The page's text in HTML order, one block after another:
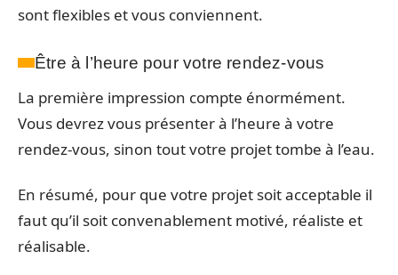
sont flexibles et vous conviennent.
Être à l’heure pour votre rendez-vous
La première impression compte énormément.
Vous devrez vous présenter à l’heure à votre
rendez-vous, sinon tout votre projet tombe à l’eau.
En résumé, pour que votre projet soit acceptable il
faut qu’il soit convenablement motivé, réaliste et
réalisable.